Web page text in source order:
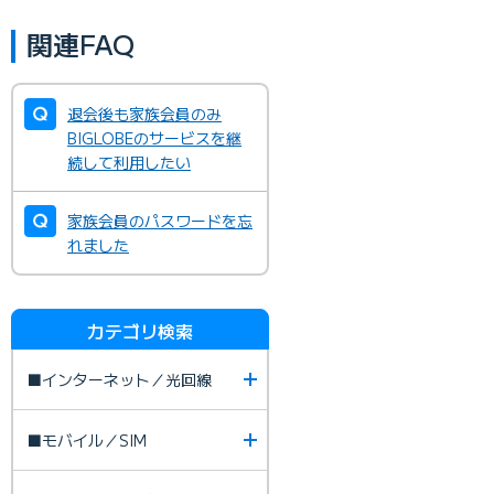
関連FAQ
退会後も家族会員のみ
BIGLOBEのサービスを継
続して利用したい
家族会員のパスワードを忘
れました
カテゴリ検索
■インターネット／光回線
■モバイル／SIM